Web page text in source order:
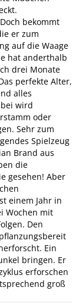
bekommt
er zum
auf die Waage
hat anderthalb
drei Monate
perfekte Alter,
alles
wird
oder
Sehr zum
Spielzeug
Brand aus
die
gesehen! Aber
einem Jahr in
Wochen mit
Den
Ein
bringen. Er
erforschen
groß